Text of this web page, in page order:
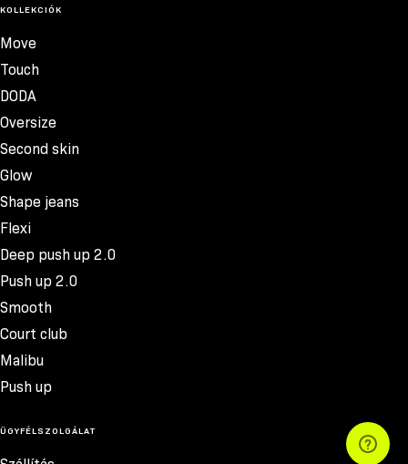
KOLLEKCIÓK
Move
Touch
DODA
Oversize
Second skin
Glow
Shape jeans
Flexi
Deep push up 2.0
Push up 2.0
Smooth
Court club
Malibu
Push up
ÜGYFÉLSZOLGÁLAT